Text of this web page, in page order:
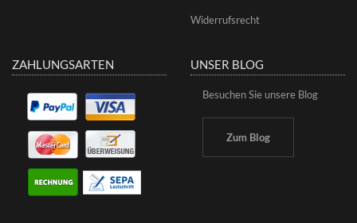
Widerrufsrecht
ZAHLUNGSARTEN UNSER BLOG
Besuchen Sie unsere Blog
Zum Blog